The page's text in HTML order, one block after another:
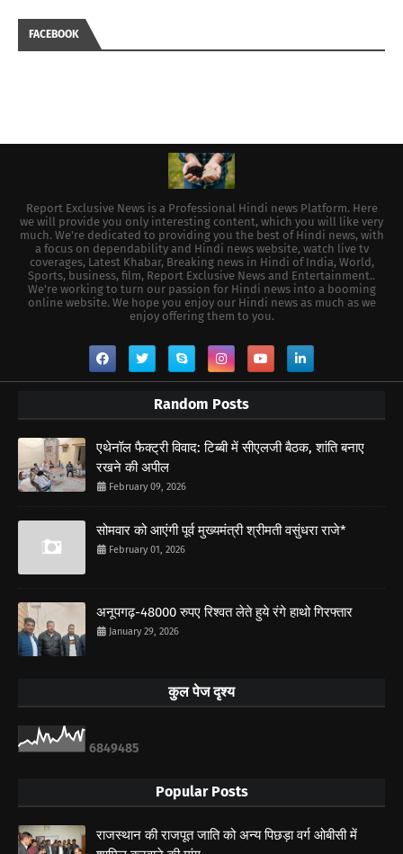
FACEBOOK
Report Exclusive News is a Professional Hindi news Platform. Here
we will provide you only interesting content, which you will like very
much. We're dedicated to providing you the best of Hindi news, with
a focus on dependability and Hindi news website, watch live tv
coverages, Latest Khabar, Breaking news in Hindi of India, World,
Sports, business, film, Report Exclusive News and Entertainment..
We're working to turn our passion for Hindi news into a booming
online website. We hope you enjoy our Hindi news as much as we
enjoy offering them to you.
Random Posts
एथेनॉल फैक्ट्री विवाद: टिब्बी में सीएलजी बैठक, शांति बनाए
रखने की अपील
February 09, 2026
सोमवार को आएंगी पूर्व मुख्यमंत्री श्रीमती वसुंधरा राजे*
February 01, 2026
अनूपगढ़-48000 रुपए रिश्वत लेते हुये रंगे हाथो गिरफ्तार
January 29, 2026
कुल पेज दृश्य
6849485
Popular Posts
राजस्थान की राजपूत जाति को अन्य पिछड़ा वर्ग ओबीसी में